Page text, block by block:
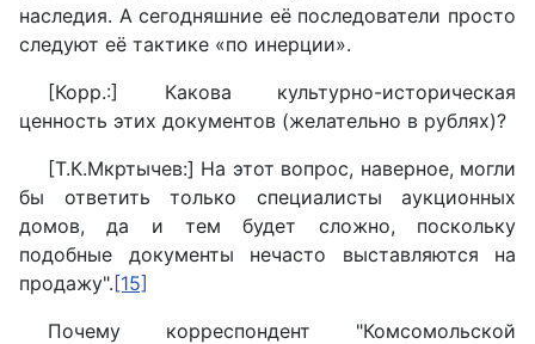
наследия. А сегодняшние её последователи просто
следуют её тактике «по инерции».
[Корр.:] Какова культурно-историческая
ценность этих документов (желательно в рублях)?
[Т.К.Мкртычев:] На этот вопрос, наверное, могли
бы ответить только специалисты аукционных
домов, да и тем будет сложно, поскольку
подобные документы нечасто выставляются на
продажу".[15]
Почему корреспондент "Комсомольской